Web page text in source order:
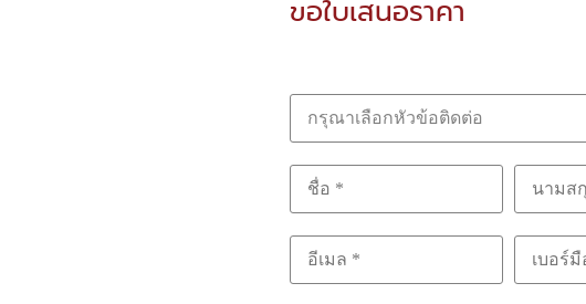
ขอใบเสนอราคา
กรุณาเลือกหัวข้อติดต่อ